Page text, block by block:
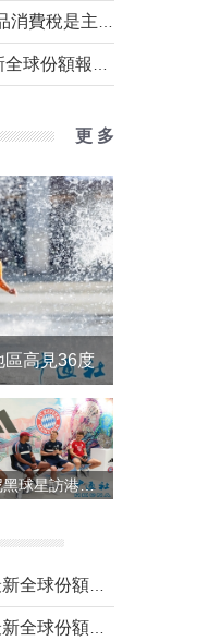
更 多
高見36度
拜仁慕尼黑球星訪港 與球迷近距離互動